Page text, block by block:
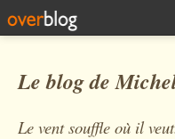
Le blog de
Le vent souffle où il